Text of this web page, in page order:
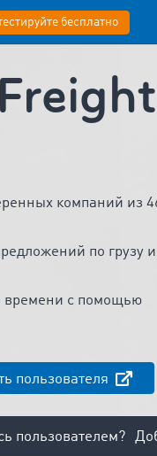
бесплатно
компаний из
по грузу и
времени с помощью
пользователя
пользователем?